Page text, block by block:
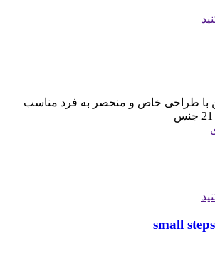
با طراحی خاص و منحصر به فرد مناسب